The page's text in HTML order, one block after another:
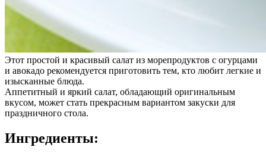
Этот простой и красивый салат из морепродуктов с огурцами
и авокадо рекомендуется приготовить тем, кто любит легкие и
изысканные блюда.
Аппетитный и яркий салат, обладающий оригинальным
вкусом, может стать прекрасным вариантом закуски для
праздничного стола.
Ингредиенты: